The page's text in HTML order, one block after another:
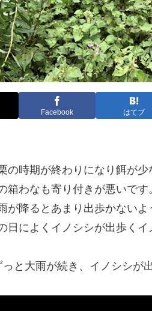
Facebook はてブ
の時期が終わりになり餌が
箱わなも寄り付きが悪いです
が降るとあまり出歩かないよ
日によくイノシシが出歩く
と大雨が続き、イノシシが